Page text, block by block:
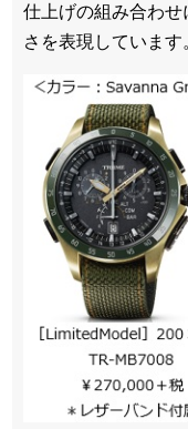
仕上げの組み合わ
さを表現しています